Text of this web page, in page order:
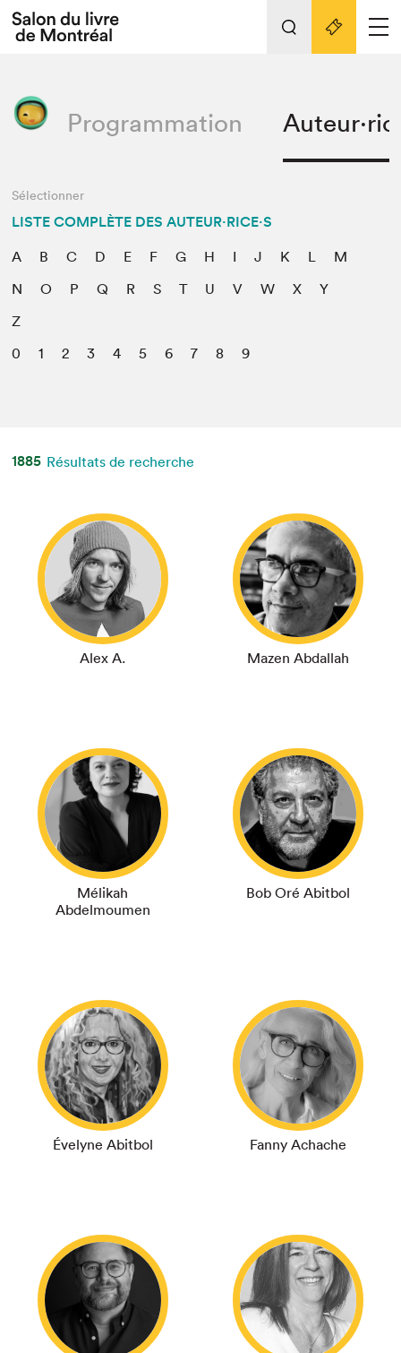
Actualités
SLM PRO
Préparer sa visite
Salon dans la ville et en ligne
Liens pratiques
Programmation
Sélectionner
LISTE COMPLÈTE DES AUTEUR·RICE·S
A B C D E F G H I J K L
M
N
O P Q R S T U V W X
Y
Z
0
1 2 3 4 5 6 7 8 9
1885 Résultats de recherche
Alex A. Mazen Abdallah
Mélikah
Abdelmoumen
Bob Oré Abitbol
Évelyne Abitbol Fanny Achache